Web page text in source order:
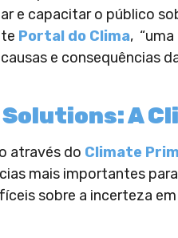
e capacitar o público
Portal do Clima,
e consequências
A
através do Climate
mais importantes
sobre a incerteza